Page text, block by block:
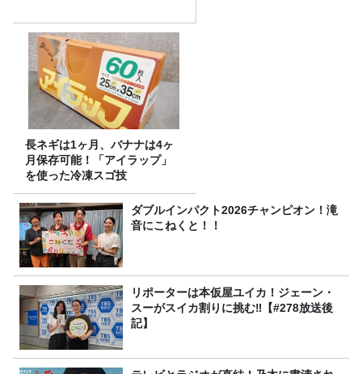
長ネギは1ヶ月、バナナは4ヶ
月保存可能！「アイラップ」
を使った冷凍スゴ技
ダブルインパクト2026チャンピオン！滝
音にこねくと！！
リポーターは本仮屋ユイカ！ジェーン・
スーがスイカ割りに挑む‼【#278放送後
記】